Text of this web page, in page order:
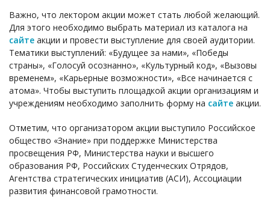
Важно, что лектором акции может стать любой желающий.
Для этого необходимо выбрать материал из каталога на
сайте акции и провести выступление для своей аудитории.
Тематики выступлений: «Будущее за нами», «Победы
страны», «Голосуй осознанно», «Культурный код», «Вызовы
временем», «Карьерные возможности», «Все начинается с
атома». Чтобы выступить площадкой акции организациям и
учреждениям необходимо заполнить форму на сайте акции.
Отметим, что организатором акции выступило Российское
общество «Знание» при поддержке Министерства
просвещения РФ, Министерства науки и высшего
образования РФ, Российских Студенческих Отрядов,
Агентства стратегических инициатив (АСИ), Ассоциации
развития финансовой грамотности.